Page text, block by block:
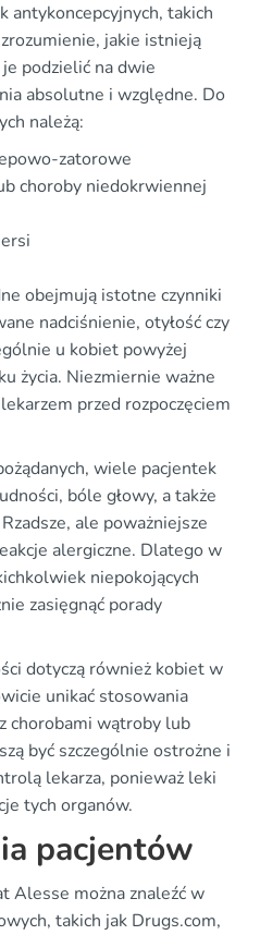
antykoncepcyjnych, takich
jakie istnieją
podzielić na dwie
absolutne i względne. Do
należą:
zatorowe
choroby niedokrwiennej
obejmują istotne czynniki
nadciśnienie, otyłość czy
u kobiet powyżej
życia. Niezmiernie ważne
przed rozpoczęciem
wiele pacjentek
bóle głowy, a także
ale poważniejsze
alergiczne. Dlatego w
niepokojących
zasięgnąć porady
dotyczą również kobiet w
unikać stosowania
chorobami wątroby lub
być szczególnie ostrożne i
lekarza, ponieważ leki
tych organów.
pacjentów
Alesse można znaleźć w
takich jak Drugs.com,